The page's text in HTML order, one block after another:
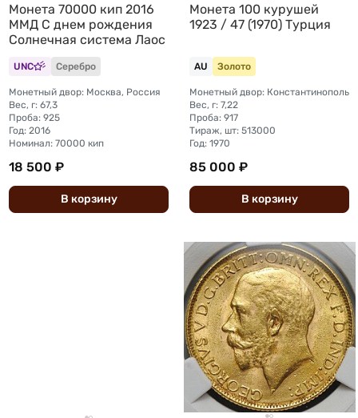
Монета 70000 кип 2016
ММД С днем рождения
Солнечная система Лаос
UNC Серебро
Монетный двор: Москва, Россия
Вес, г: 67,3
Проба: 925
Год: 2016
Номинал: 70000 кип
18 500 ₽
В корзину
Монета 100 курушей
1923 / 47 (1970) Турция
AU Золото
Монетный двор: Константинополь
Вес, г: 7,22
Проба: 917
Тираж, шт: 513000
Год: 1970
85 000 ₽
В корзину